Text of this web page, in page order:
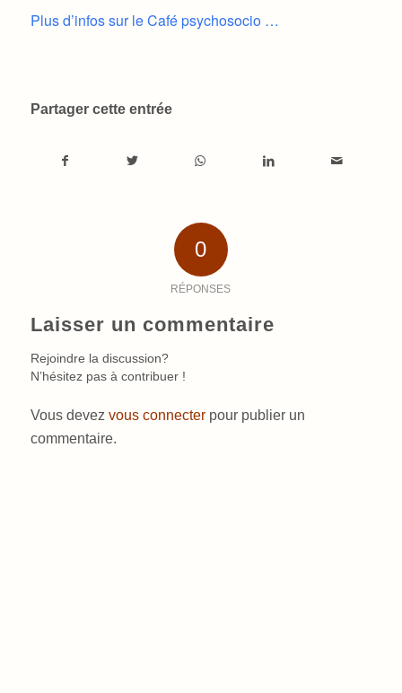
Plus d’infos sur le Café psychosocio …
Partager cette entrée
0
RÉPONSES
Laisser un commentaire
Rejoindre la discussion?
N’hésitez pas à contribuer !
Vous devez vous connecterpour publier un
commentaire.